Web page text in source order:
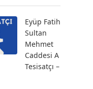
Eyüp Fatih
Sultan
Mehmet
Caddesi A
Tesisatçı –